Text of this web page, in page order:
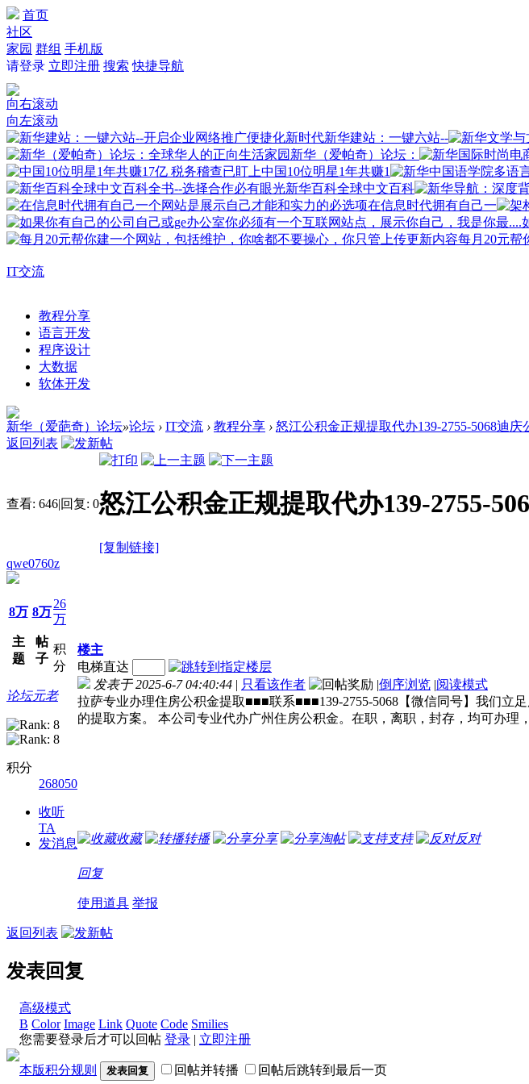
首页
社区
家园 群组 手机版
请登录 立即注册 搜索 快捷导航
向右滚动
向左滚动
新华建站：一键六站--
新华（爱帕奇）论坛：
中国10位明星1年共赚1
新华百科全球中文百科
在信息时代拥有自己一
每月20元帮
IT交流
教程分享
语言开发
程序设计
大数据
软体开发
新华（爱葩奇）论坛»论坛 › IT交流 › 教程分享 › 怒江公积金正规提取代办139-2755-5068迪庆
返回列表
查看: 646|回复: 0怒江公积金正规提取代办139-2755-
[复制链接]
qwe0760z
8万
主
题
8万
帖
子
26
万
积
分
论坛元老
积分
268050
收听
TA
发消息
楼主
电梯直达
发表于 2025-6-7 04:40:44 | 只看该作者 |倒序浏览 |阅读模式
拉萨专业办理住房公积金提取■■■联系■■■139-2755-5068【微信同号】我们立
的提取方案。 本公司专业代办广州住房公积金。在职，离职，封存，均可办理
收藏 转播 分享 淘帖 支持 反对
回复
使用道具 举报
返回列表
发表回复
高级模式
B Color Image Link Quote Code Smilies
您需要登录后才可以回帖 登录 | 立即注册
本版积分规则 发表回复 回帖并转播 回帖后跳转到最后一页